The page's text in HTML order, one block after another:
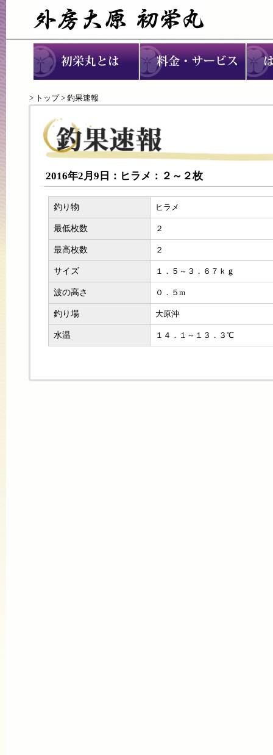
> トップ> 釣果速報
2016年2月9日：ヒラメ：２～２枚
釣り物 ヒラメ
最低枚数 ２
最高枚数 ２
サイズ １．５～３．６７ｋｇ
波の高さ ０．５m
釣り場 大原沖
水温 １４．１～１３．３℃